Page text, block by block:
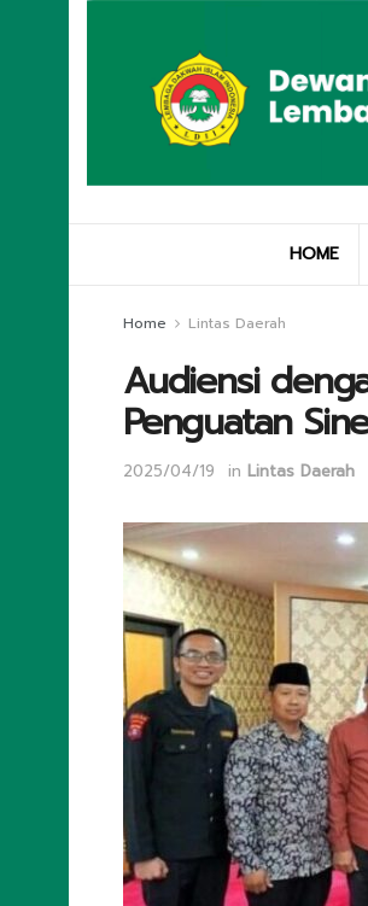
HOME
Home Lintas Daerah
Audiensi
Penguatan
2025/04/19 in Lintas Daerah